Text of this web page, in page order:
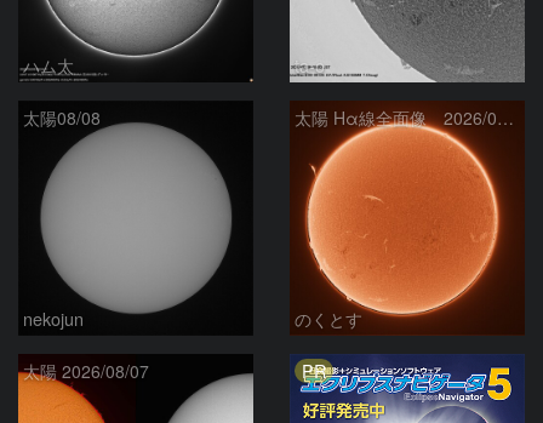
ハム太 ta-o
太陽08/08
nekojun
太陽 Hα線全面像 2026/08/08
のくとす
太陽 2026/08/07 PR